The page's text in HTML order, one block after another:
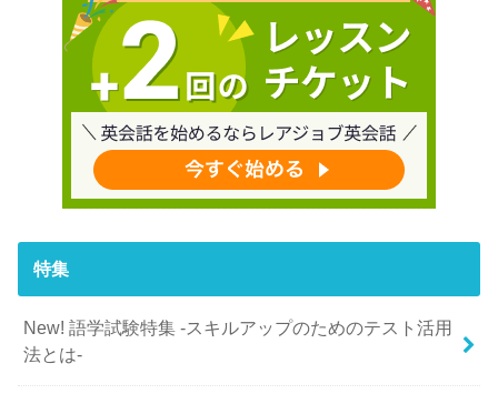
特集
New! 語学試験特集 -スキルアップのためのテスト活用
法とは-